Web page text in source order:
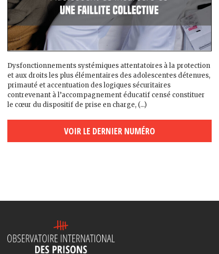
Dysfonctionnements systémiques attentatoires à la protection
et aux droits les plus élémentaires des adolescent·es détenu·es,
primauté et accentuation des logiques sécuritaires
contrevenant à l’accompagnement éducatif censé constituer
le cœur du dispositif de prise en charge, (...)
VOIR LE DERNIER NUMÉRO